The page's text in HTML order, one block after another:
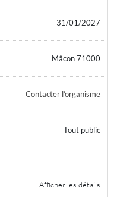
31/01/2027
Mâcon 71000
Contacter l’organisme
Tout public
Afficher les détails